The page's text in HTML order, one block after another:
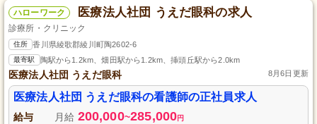
ハローワーク 医療法人社団 うえだ眼科の求人
診療所・クリニック
住所 香川県綾歌郡綾川町陶2602-6
最寄駅 陶駅から1.2km、畑田駅から1.2km、挿頭丘駅から2.0km
医療法人社団 うえだ眼科 8月6日更新
医療法人社団 うえだ眼科の看護師の正社員求人
給与 月給 200,000~285,000円